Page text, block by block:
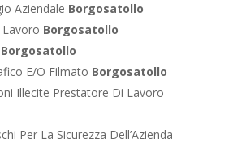
Aziendale Borgosatollo
Borgosatollo
Borgosatollo
E/O Filmato Borgosatollo
Illecite Prestatore Di Lavoro
Per La Sicurezza Dell’Azienda